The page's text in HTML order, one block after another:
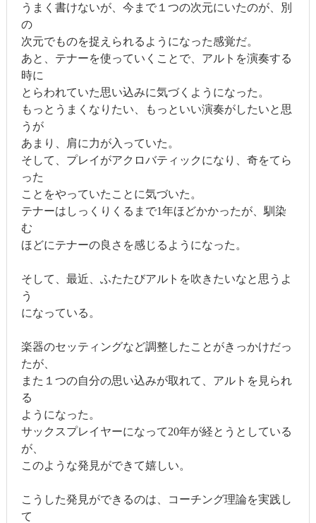
うまく書けないが、今まで１つの次元にいたのが、別
の
次元でものを捉えられるようになった感覚だ。
あと、テナーを使っていくことで、アルトを演奏する
時に
とらわれていた思い込みに気づくようになった。
もっとうまくなりたい、もっといい演奏がしたいと思
うが
あまり、肩に力が入っていた。
そして、プレイがアクロバティックになり、奇をてら
った
ことをやっていたことに気づいた。
テナーはしっくりくるまで1年ほどかかったが、馴染
む
ほどにテナーの良さを感じるようになった。
そして、最近、ふたたびアルトを吹きたいなと思うよ
う
になっている。
楽器のセッティングなど調整したことがきっかけだっ
たが、
また１つの自分の思い込みが取れて、アルトを見られ
る
ようになった。
サックスプレイヤーになって20年が経とうとしている
が、
このような発見ができて嬉しい。
こうした発見ができるのは、コーチング理論を実践し
て